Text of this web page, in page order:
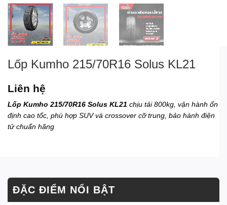
Lốp Kumho 215/70R16 Solus KL21
Liên hệ
Lốp Kumho 215/70R16 Solus KL21 chịu tải 800kg, vận hành ổn
định cao tốc, phù hợp SUV và crossover cỡ trung, bảo hành điện
tử chuẩn hãng
ĐẶC ĐIỂM NỔI BẬT